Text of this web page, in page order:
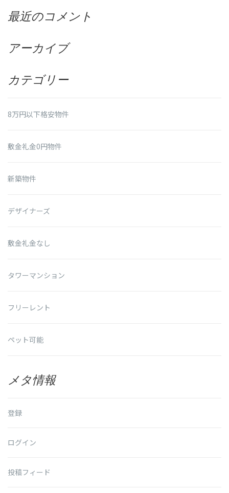
最近のコメント
アーカイブ
カテゴリー
8万円以下格安物件
敷金礼金0円物件
新築物件
デザイナーズ
敷金礼金なし
タワーマンション
フリーレント
ペット可能
メタ情報
登録
ログイン
投稿フィード